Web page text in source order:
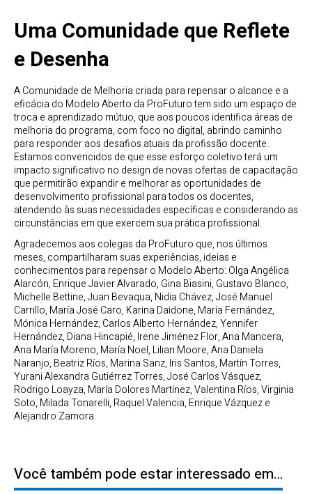
Uma Comunidade que Reflete
e Desenha
A Comunidade de Melhoria criada para repensar o alcance e a
eficácia do Modelo Aberto da ProFuturo tem sido um espaço de
troca e aprendizado mútuo, que aos poucos identifica áreas de
melhoria do programa, com foco no digital, abrindo caminho
para responder aos desafios atuais da profissão docente.
Estamos convencidos de que esse esforço coletivo terá um
impacto significativo no design de novas ofertas de capacitação
que permitirão expandir e melhorar as oportunidades de
desenvolvimento profissional para todos os docentes,
atendendo às suas necessidades específicas e considerando as
circunstâncias em que exercem sua prática profissional.
Agradecemos aos colegas da ProFuturo que, nos últimos
meses, compartilharam suas experiências, ideias e
conhecimentos para repensar o Modelo Aberto: Olga Angélica
Alarcón, Enrique Javier Alvarado, Gina Biasini, Gustavo Blanco,
Michelle Bettine, Juan Bevaqua, Nidia Chávez, José Manuel
Carrillo, María José Caro, Karina Daidone, María Fernández,
Mónica Hernández, Carlos Alberto Hernández, Yennifer
Hernández, Diana Hincapié, Irene Jiménez Flor, Ana Mancera,
Ana María Moreno, María Noel, Lilian Moore, Ana Daniela
Naranjo, Beatriz Ríos, Marina Sanz, Iris Santos, Martín Torres,
Yurani Alexandra Gutiérrez Torres, José Carlos Vásquez,
Rodrigo Loayza, María Dolores Martínez, Valentina Ríos, Virginia
Soto, Milada Tonarelli, Raquel Valencia, Enrique Vázquez e
Alejandro Zamora.
Você também pode estar interessado em…